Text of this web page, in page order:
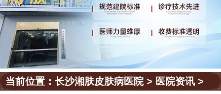
当前位置：长沙湘肤皮肤病医院> 医院资讯 >